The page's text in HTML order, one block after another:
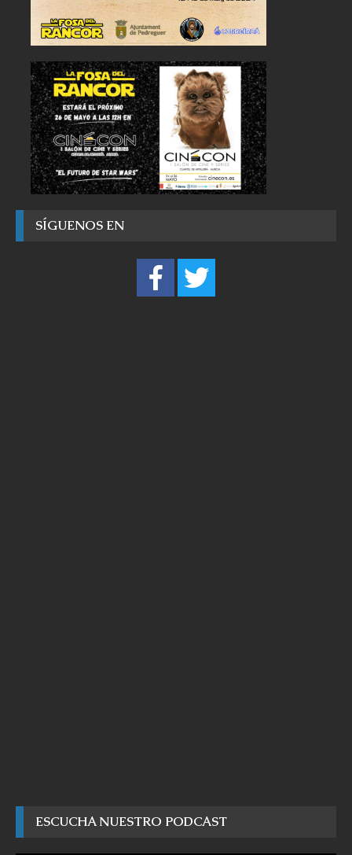
SÍGUENOS EN
ESCUCHA NUESTRO PODCAST